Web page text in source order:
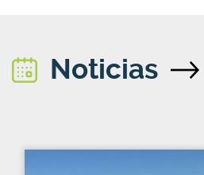
Noticias